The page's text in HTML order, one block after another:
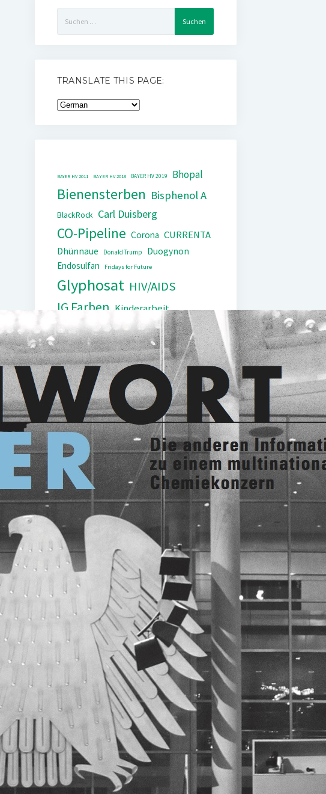
nach:
TRANSLATE THIS PAGE:
BAYER HV 2011 BAYER HV 2018 BAYER HV 2019 Bhopal
Bienensterben Bisphenol A
BlackRock Carl Duisberg
CO-Pipeline Corona CURRENTA
Dhünnaue Donald Trump
Duogynon
Endosulfan
Fridays for Future
Glyphosat HIV/AIDS
IG Farben Kinderarbeit
Lipobay Monopol Nexavar PCB
Repression Steuerflucht Tierversuche
Trasylol UNEP Xarelto
CBG Artikelarchiv
August 2026
M
D M D F S
S
1
2
3
4 5 6 7 8
9
11 12 13
17
21
24
25 26 28 29
30
« Juli